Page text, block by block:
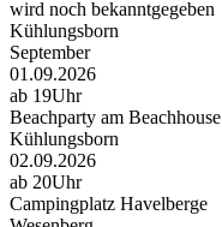
wird noch bekanntgegeben
Kühlungsborn
September
01.09.2026
ab 19Uhr
Beachparty am Beachhouse
Kühlungsborn
02.09.2026
ab 20Uhr
Campingplatz Havelberge